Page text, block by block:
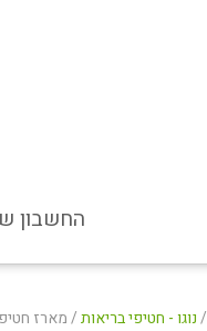
החשבון
/נוגו - חטיפי בריאות/ מארז